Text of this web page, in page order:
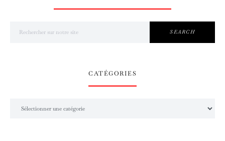
SEARCH
CATÉGORIES